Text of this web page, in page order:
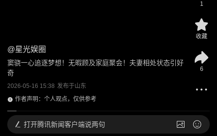
@星光娱圈
窦骁一心追逐梦想！无暇顾及家庭聚会！夫妻相处状态引好
奇
2026-05-16 15:38 发布于山东
作者声明：个人观点，仅供参考
1
收藏
6
打开腾讯新闻客户端说两句